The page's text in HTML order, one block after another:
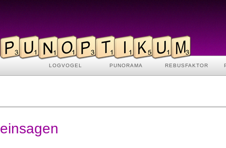
LOGVOGEL PUNORAMA REBUSFAKTOR
einsagen